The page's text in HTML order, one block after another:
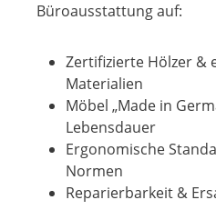
Büroausstattung auf:
Zertifizierte Hölzer &
Materialien
Möbel „Made in
Lebensdauer
Ergonomische
Normen
Reparierbarkeit &